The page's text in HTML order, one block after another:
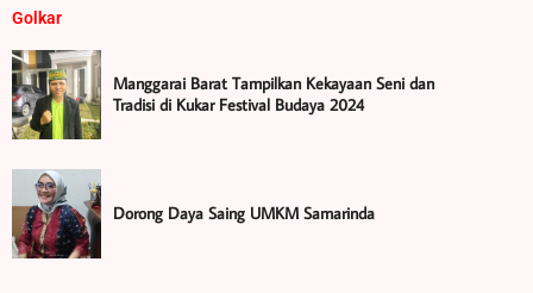
Manggarai Barat Tampilkan Kekayaan Seni dan
Tradisi di Kukar Festival Budaya 2024
Dorong Daya Saing UMKM Samarinda